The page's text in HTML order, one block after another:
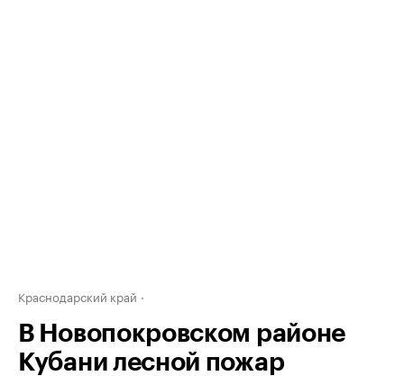
Краснодарский край
В Новопокровском районе
Кубани лесной пожар